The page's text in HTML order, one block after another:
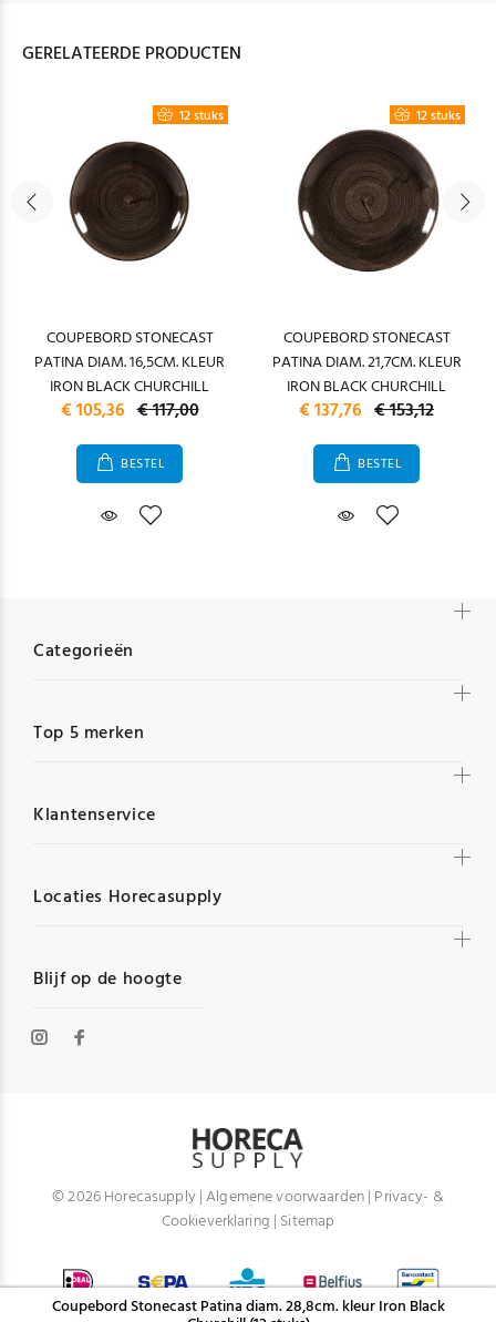
GERELATEERDE PRODUCTEN
12 stuks
COUPEBORD STONECAST
PATINA DIAM. 16,5CM. KLEUR
IRON BLACK CHURCHILL
€ 105,36 € 117,00
BESTEL
12 stuks
COUPEBORD STONECAST
PATINA DIAM. 21,7CM. KLEUR
IRON BLACK CHURCHILL
€ 137,76 € 153,12
BESTEL
Coupebord Stonecast Patina diam. 28,8cm. kleur Iron Black
Blijf op de hoogte
Categorieën
Top 5 merken
Klantenservice
Locaties Horecasupply
© 2026 Horecasupply |Algemene voorwaarden| Privacy- &
Cookieverklaring | Sitemap